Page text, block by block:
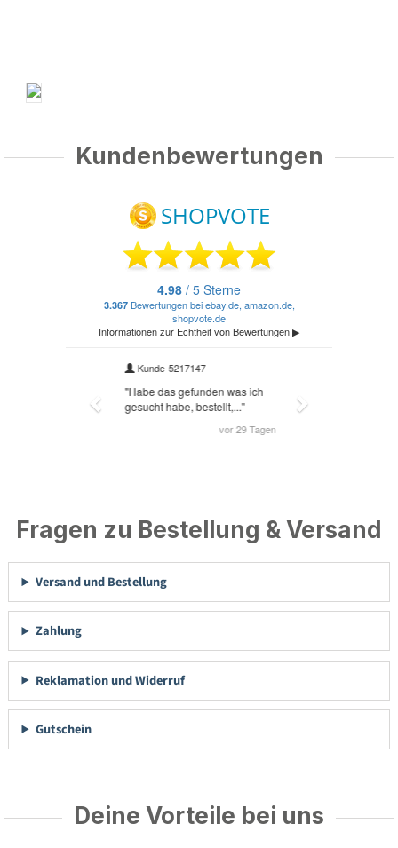
Kundenbewertungen
Fragen zu Bestellung & Versand
Versand und Bestellung
Zahlung
Reklamation und Widerruf
Gutschein
Deine Vorteile bei uns